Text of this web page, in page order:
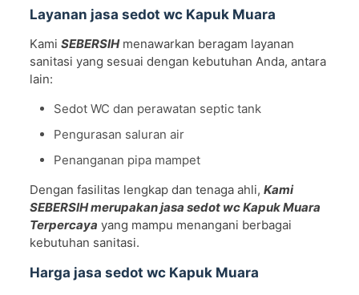
Layanan jasa sedot wc Kapuk Muara
Kami SEBERSIHmenawarkan beragam layanan
sanitasi yang sesuai dengan kebutuhan Anda, antara
lain:
Sedot WC dan perawatan septic tank
Pengurasan saluran air
Penanganan pipa mampet
Dengan fasilitas lengkap dan tenaga ahli, Kami
SEBERSIH merupakan jasa sedot wc Kapuk Muara
Terpercaya yang mampu menangani berbagai
kebutuhan sanitasi.
Harga jasa sedot wc Kapuk Muara